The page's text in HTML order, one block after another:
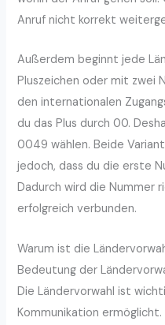
Anruf nicht korrekt
Außerdem beginnt jede
Pluszeichen oder mit zwei
den internationalen
du das Plus durch 00.
0049 wählen. Beide
jedoch, dass du die erste
Dadurch wird die Nummer
erfolgreich verbunden.
Warum ist die
Bedeutung der
Die Ländervorwahl ist
Kommunikation ermöglicht.